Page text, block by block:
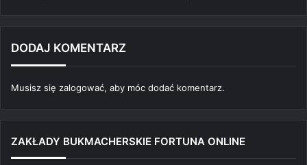
DODAJ KOMENTARZ
Musisz się zalogować, aby móc dodać komentarz.
ZAKŁADY BUKMACHERSKIE FORTUNA ONLINE